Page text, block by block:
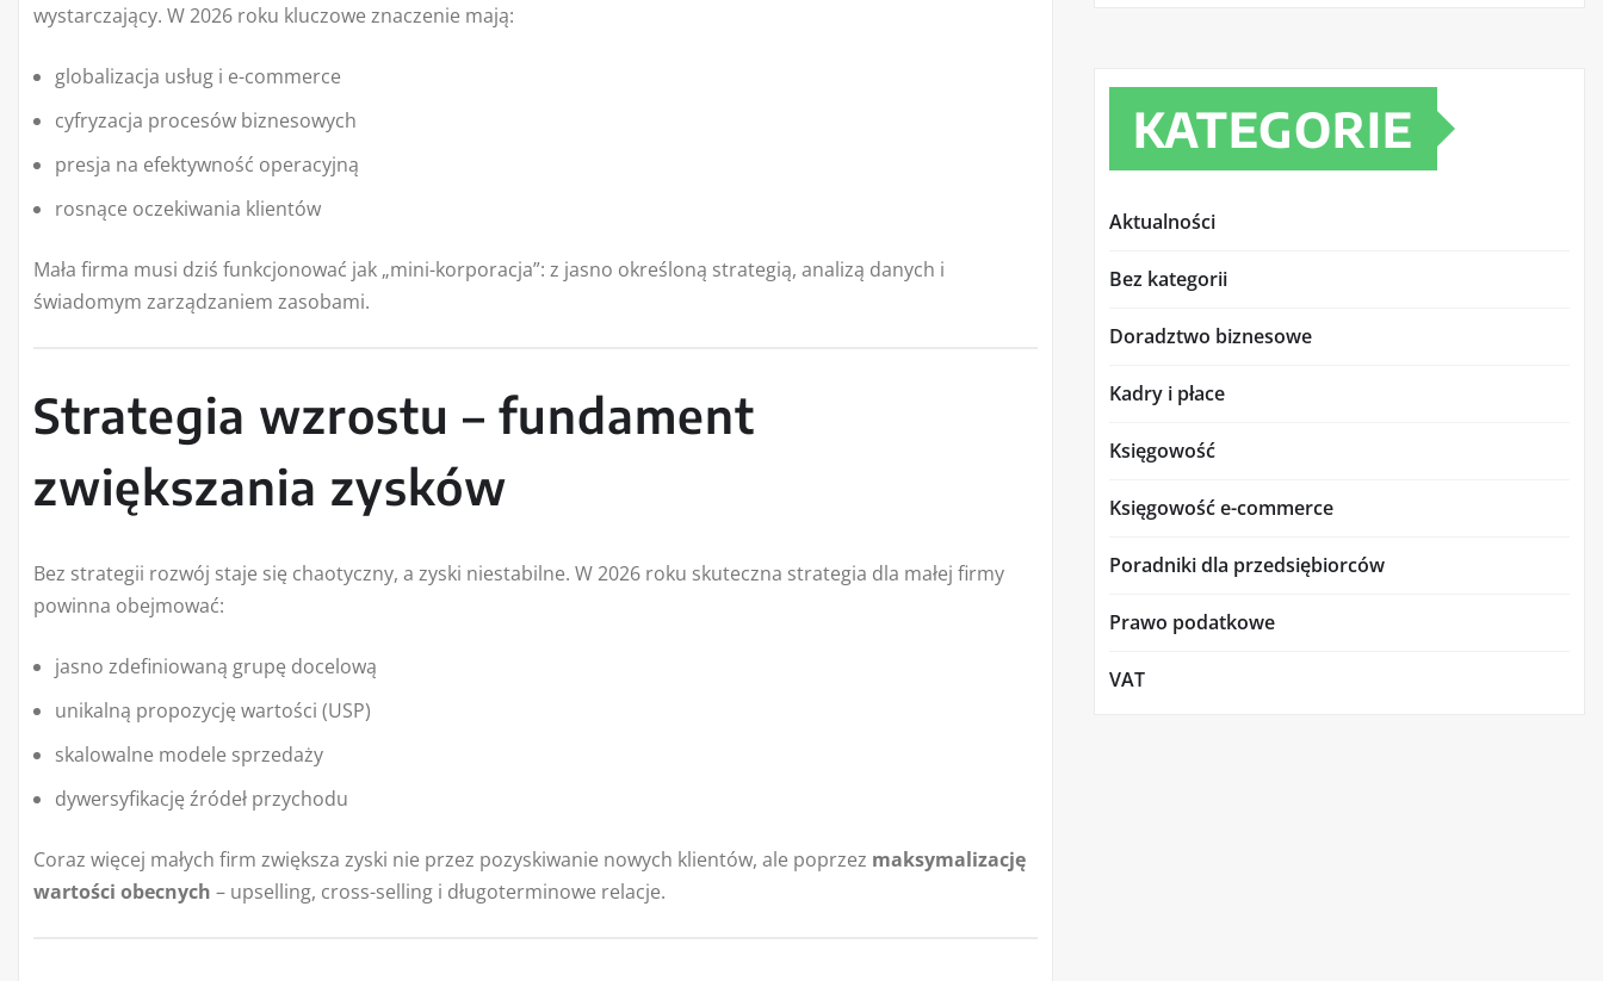
wystarczający. W 2026 roku kluczowe znaczenie mają:
globalizacja usług i e-commerce
cyfryzacja procesów biznesowych
presja na efektywność operacyjną
rosnące oczekiwania klientów
Mała firma musi dziś funkcjonować jak „mini-korporacja”: z jasno określoną strategią, analizą danych i
świadomym zarządzaniem zasobami.
Strategia wzrostu – fundament
zwiększania zysków
Bez strategii rozwój staje się chaotyczny, a zyski niestabilne. W 2026 roku skuteczna strategia dla małej firmy
powinna obejmować:
jasno zdefiniowaną grupę docelową
unikalną propozycję wartości (USP)
skalowalne modele sprzedaży
dywersyfikację źródeł przychodu
Coraz więcej małych firm zwiększa zyski nie przez pozyskiwanie nowych klientów, ale poprzez maksymalizację
wartości obecnych – upselling, cross-selling i długoterminowe relacje.
KATEGORIE
Aktualności
Bez kategorii
Doradztwo biznesowe
Kadry i płace
Księgowość
Księgowość e-commerce
Poradniki dla przedsiębiorców
Prawo podatkowe
VAT